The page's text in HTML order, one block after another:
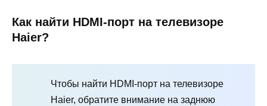
Как найти HDMI-порт на телевизоре
Haier?
Чтобы найти HDMI-порт на телевизоре
Haier, обратите внимание на заднюю